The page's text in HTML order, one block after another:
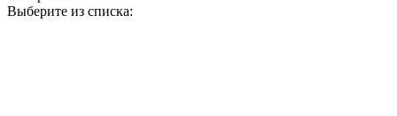
Выберите из списка: